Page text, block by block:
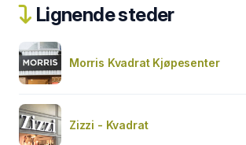
Lignende steder
Morris Kvadrat Kjøpesenter
Zizzi - Kvadrat